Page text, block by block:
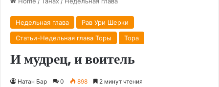
Недельная глава
Рав Ури Шерки
Статьи-Недельная глава Торы
Тора
И мудрец, и воитель
Натан Бар 0 898 2 минут чтения